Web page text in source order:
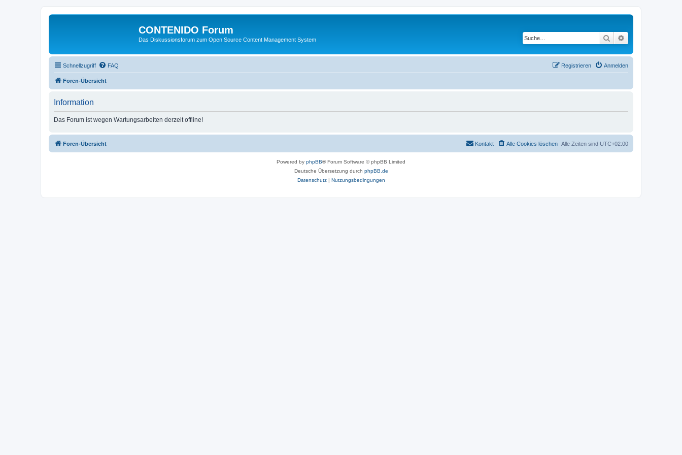
CONTENIDO Forum
Das Diskussionsforum zum Open Source Content Management System Suche
Schnellzugriff FAQ Anmelden
Registrieren
Foren-Übersicht
Information
Das Forum ist wegen Wartungsarbeiten derzeit offline!
Foren-Übersicht Alle Zeiten sind UTC+02:00
Alle Cookies löschen
Kontakt
Powered by phpBB® Forum Software © phpBB Limited
Deutsche Übersetzung durch phpBB.de
Datenschutz| Nutzungsbedingungen